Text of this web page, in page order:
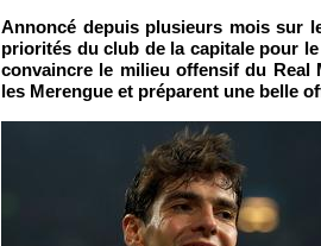
Annoncé depuis plusieurs mois sur
priorités du club de la capitale pour
convaincre le milieu offensif du Real
les Merengue et préparent une belle